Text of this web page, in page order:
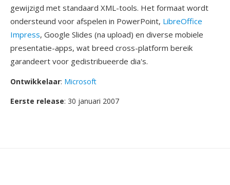
gewijzigd met standaard XML-tools. Het formaat wordt
ondersteund voor afspelen in PowerPoint, LibreOffice
Impress, Google Slides (na upload) en diverse mobiele
presentatie-apps, wat breed cross-platform bereik
garandeert voor gedistribueerde dia's.
Ontwikkelaar: Microsoft
Eerste release: 30 januari 2007